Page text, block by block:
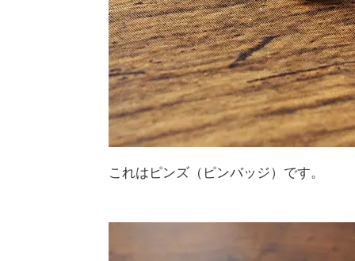
これはピンズ（ピンバッジ）です。